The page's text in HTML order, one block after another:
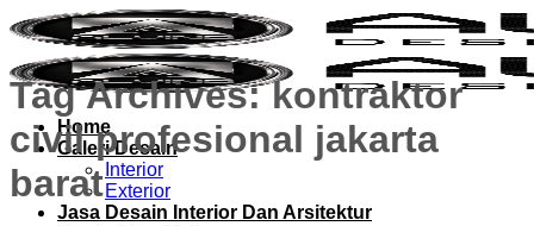
Skip
to
content
Home
Galeri Desain
Interior
Exterior
Jasa Desain Interior Dan Arsitektur
Tag Archives:kontraktor
civil profesional jakarta
barat